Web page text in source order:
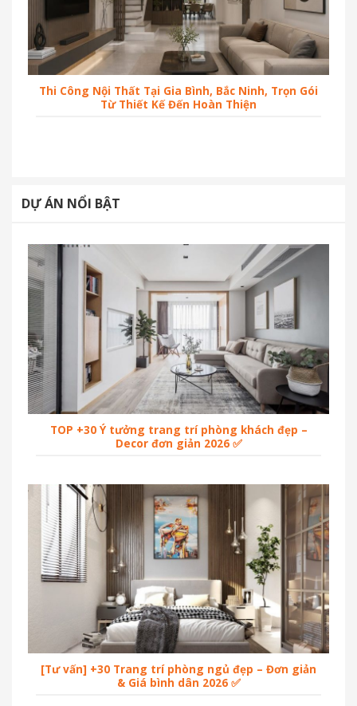
Thi Công Nội Thất Tại Gia Bình, Bắc Ninh, Trọn Gói
Từ Thiết Kế Đến Hoàn Thiện
DỰ ÁN NỔI BẬT
TOP +30 Ý tưởng trang trí phòng khách đẹp –
Decor đơn giản 2026 ✅
[Tư vấn] +30 Trang trí phòng ngủ đẹp – Đơn giản
& Giá bình dân 2026 ✅